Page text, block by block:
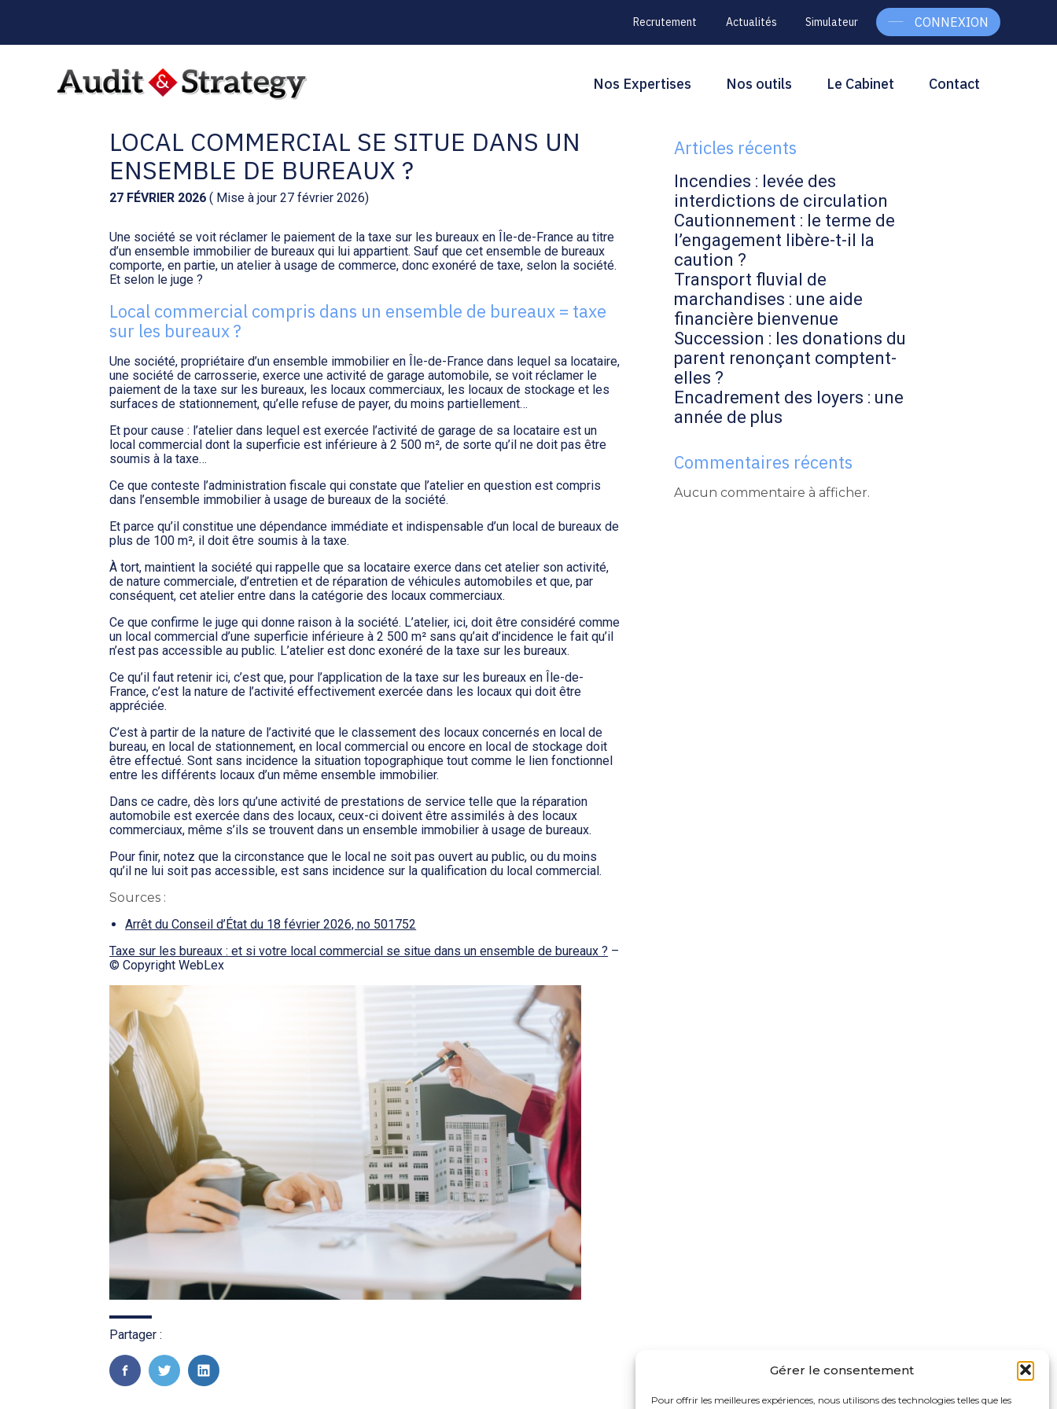
Gérer le consentement
Pour offrir les meilleures expériences, nous utilisons des technologies telles que les
sub-
header
Recrutement Actualités Simulateur CONNEXION
Aller
Principal
Nos Expertises Nos outils Le Cabinet Contact
LOCAL COMMERCIAL SE SITUE DANS UN
ENSEMBLE DE BUREAUX ?
27 FÉVRIER 2026 ( Mise à jour 27 février 2026)
Une société se voit réclamer le paiement de la taxe sur les bureaux en Île-de-France au titre
d’un ensemble immobilier de bureaux qui lui appartient. Sauf que cet ensemble de bureaux
comporte, en partie, un atelier à usage de commerce, donc exonéré de taxe, selon la société.
Et selon le juge ?
Local commercial compris dans un ensemble de bureaux = taxe
sur les bureaux ?
Une société, propriétaire d’un ensemble immobilier en Île-de-France dans lequel sa locataire,
une société de carrosserie, exerce une activité de garage automobile, se voit réclamer le
paiement de la taxe sur les bureaux, les locaux commerciaux, les locaux de stockage et les
surfaces de stationnement, qu’elle refuse de payer, du moins partiellement…
Et pour cause : l’atelier dans lequel est exercée l’activité de garage de sa locataire est un
local commercial dont la superficie est inférieure à 2 500 m², de sorte qu’il ne doit pas être
soumis à la taxe…
Ce que conteste l’administration fiscale qui constate que l’atelier en question est compris
dans l’ensemble immobilier à usage de bureaux de la société.
Et parce qu’il constitue une dépendance immédiate et indispensable d’un local de bureaux de
plus de 100 m², il doit être soumis à la taxe.
À tort, maintient la société qui rappelle que sa locataire exerce dans cet atelier son activité,
de nature commerciale, d’entretien et de réparation de véhicules automobiles et que, par
conséquent, cet atelier entre dans la catégorie des locaux commerciaux.
Ce que confirme le juge qui donne raison à la société. L’atelier, ici, doit être considéré comme
un local commercial d’une superficie inférieure à 2 500 m² sans qu’ait d’incidence le fait qu’il
n’est pas accessible au public. L’atelier est donc exonéré de la taxe sur les bureaux.
Ce qu’il faut retenir ici, c’est que, pour l’application de la taxe sur les bureaux en Île-de-
France, c’est la nature de l’activité effectivement exercée dans les locaux qui doit être
appréciée.
C’est à partir de la nature de l’activité que le classement des locaux concernés en local de
bureau, en local de stationnement, en local commercial ou encore en local de stockage doit
être effectué. Sont sans incidence la situation topographique tout comme le lien fonctionnel
entre les différents locaux d’un même ensemble immobilier.
Dans ce cadre, dès lors qu’une activité de prestations de service telle que la réparation
automobile est exercée dans des locaux, ceux-ci doivent être assimilés à des locaux
commerciaux, même s’ils se trouvent dans un ensemble immobilier à usage de bureaux.
Pour finir, notez que la circonstance que le local ne soit pas ouvert au public, ou du moins
qu’il ne lui soit pas accessible, est sans incidence sur la qualification du local commercial.
Sources :
Arrêt du Conseil d’État du 18 février 2026, no 501752
Taxe sur les bureaux : et si votre local commercial se situe dans un ensemble de bureaux ? –
© Copyright WebLex
Partager :
FaceBook
TwitterLinkedIn
Blog
Rechercher
Articles récents
Incendies : levée des
interdictions de circulation
Cautionnement : le terme de
l’engagement libère-t-il la
caution ?
Transport fluvial de
marchandises : une aide
financière bienvenue
Succession : les donations du
parent renonçant comptent-
elles ?
Encadrement des loyers : une
année de plus
Commentaires récents
Aucun commentaire à afficher.